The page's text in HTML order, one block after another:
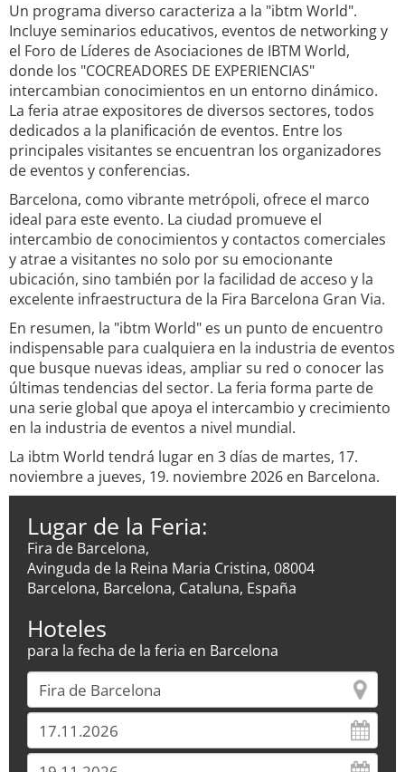
Un programa diverso caracteriza a la "ibtm World".
Incluye seminarios educativos, eventos de networking y
el Foro de Líderes de Asociaciones de IBTM World,
donde los "COCREADORES DE EXPERIENCIAS"
intercambian conocimientos en un entorno dinámico.
La feria atrae expositores de diversos sectores, todos
dedicados a la planificación de eventos. Entre los
principales visitantes se encuentran los organizadores
de eventos y conferencias.
Barcelona, como vibrante metrópoli, ofrece el marco
ideal para este evento. La ciudad promueve el
intercambio de conocimientos y contactos comerciales
y atrae a visitantes no solo por su emocionante
ubicación, sino también por la facilidad de acceso y la
excelente infraestructura de la Fira Barcelona Gran Via.
En resumen, la "ibtm World" es un punto de encuentro
indispensable para cualquiera en la industria de eventos
que busque nuevas ideas, ampliar su red o conocer las
últimas tendencias del sector. La feria forma parte de
una serie global que apoya el intercambio y crecimiento
en la industria de eventos a nivel mundial.
La ibtm World tendrá lugar en 3 días de martes, 17.
noviembre a jueves, 19. noviembre 2026 en Barcelona.
Lugar de la Feria:
Fira de Barcelona,
Avinguda de la Reina Maria Cristina, 08004
Barcelona, Barcelona, Cataluna, España
Hoteles
para la fecha de la feria en Barcelona